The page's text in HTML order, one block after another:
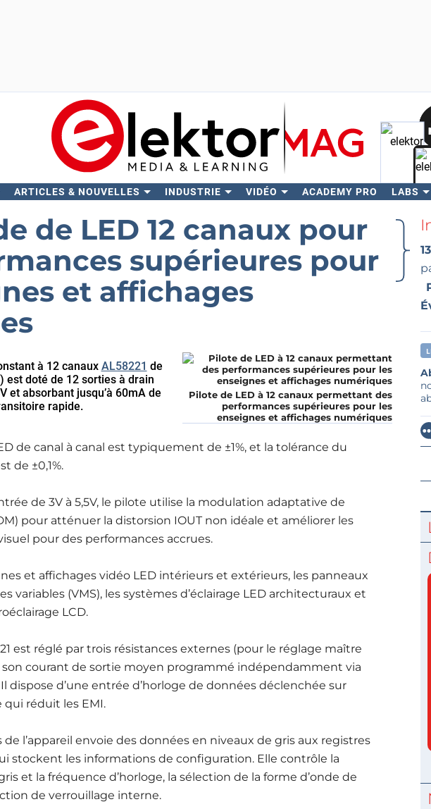
ARTICLES & NOUVELLES INDUSTRIE VIDÉO ACADEMY PRO LABS
de LED 12 canaux pour
supérieures pour
et affichages
Pilote de LED à 12 canaux permettant des
performances supérieures pour les
enseignes et affichages numériques
à 12 canaux AL58221 de
est doté de 12 sorties à drain
et absorbant jusqu’à 60mA de
rapide.
de canal à canal est typiquement de ±1%, et la tolérance du
de ±0,1%.
de 3V à 5,5V, le pilote utilise la modulation adaptative de
pour atténuer la distorsion IOUT non idéale et améliorer les
pour des performances accrues.
et affichages vidéo LED intérieurs et extérieurs, les panneaux
variables (VMS), les systèmes d’éclairage LED architecturaux et
LCD.
est réglé par trois résistances externes (pour le réglage maître
son courant de sortie moyen programmé indépendamment via
dispose d’une entrée d’horloge de données déclenchée sur
qui réduit les EMI.
de l’appareil envoie des données en niveaux de gris aux registres
stockent les informations de configuration. Elle contrôle la
et la fréquence d’horloge, la sélection de la forme d’onde de
de verrouillage interne.